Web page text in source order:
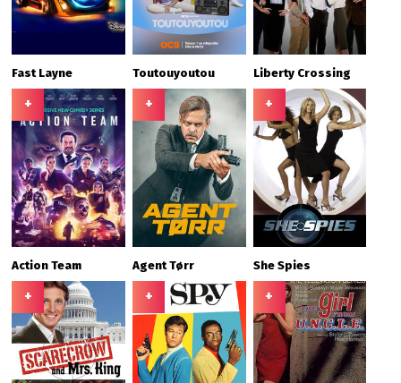
Fast Layne Toutouyoutou Liberty Crossing
+
Action Team
+
Agent Tørr
+
She Spies
+ + +